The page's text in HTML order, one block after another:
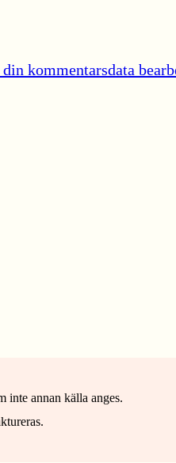
kommentarsdata
inte annan källa anges.